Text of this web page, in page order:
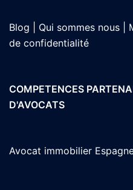
Blog | Qui sommes nous |
de confidentialité
COMPETENCES
D'AVOCATS
Avocat immobilier